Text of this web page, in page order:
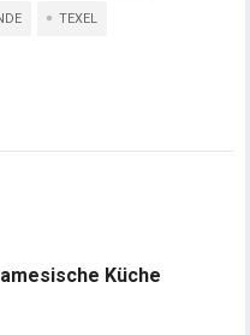
TEXEL
Küche